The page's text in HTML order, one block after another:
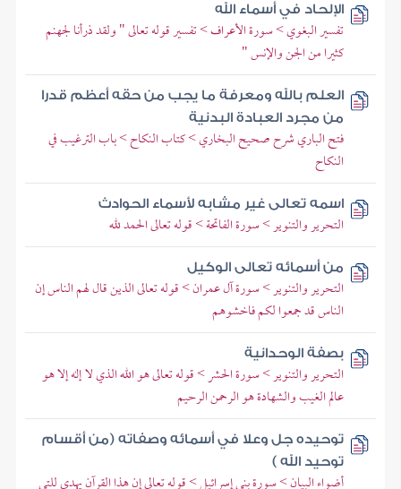
الإلحاد في أسماء الله
تفسير البغوي > سورة الأعراف > تفسير قوله تعالى " ولقد ذرأنا لجهنم
كثيرا من الجن والإنس "
العلم بالله ومعرفة ما يجب من حقه أعظم قدرا
من مجرد العبادة البدنية
فتح الباري شرح صحيح البخاري > كتاب النكاح > باب الترغيب في
النكاح
اسمه تعالى غير مشابه لأسماء الحوادث
التحرير والتنوير > سورة الفاتحة > قوله تعالى الحمد لله
من أسمائه تعالى الوكيل
التحرير والتنوير > سورة آل عمران > قوله تعالى الذين قال لهم الناس إن
الناس قد جمعوا لكم فاخشوهم
بصفة الوحدانية
التحرير والتنوير > سورة الحشر > قوله تعالى هو الله الذي لا إله إلا هو
عالم الغيب والشهادة هو الرحمن الرحيم
توحيده جل وعلا في أسمائه وصفاته (من أقسام
توحيد الله )
أضواء البيان > سورة بني إسرائيل > قوله تعالى إن هذا القرآن يهدي للتي